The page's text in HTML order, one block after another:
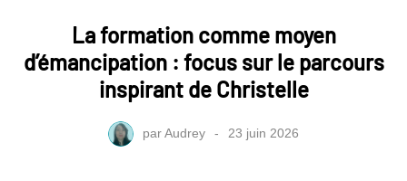
La formation comme moyen
d’émancipation : focus sur le parcours
inspirant de Christelle
parAudrey 23 juin 2026